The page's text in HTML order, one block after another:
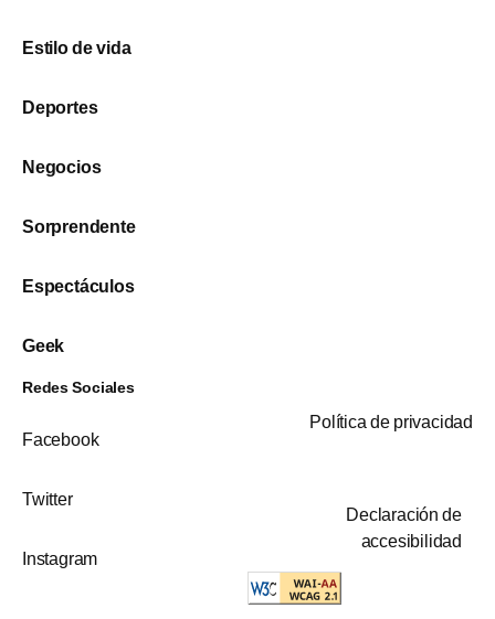
Estilo de vida
Deportes
Negocios
Sorprendente
Espectáculos
Geek
Redes Sociales
Facebook
Twitter
Instagram
Política de privacidad
Declaración de
accesibilidad